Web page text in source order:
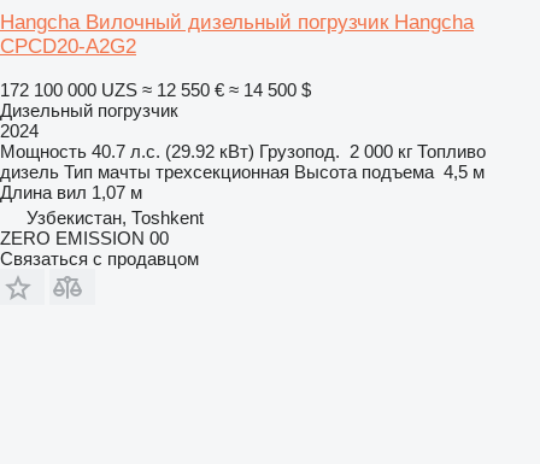
Hangcha Вилочный дизельный погрузчик Hangcha
CPCD20-A2G2
172 100 000 UZS ≈ 12 550 € ≈ 14 500 $
Дизельный погрузчик
2024
Мощность 40.7 л.с. (29.92 кВт) Грузопод. 2 000 кг Топливо
дизель Тип мачты трехсекционная Высота подъема 4,5 м
Длина вил 1,07 м
Узбекистан, Тоshkent
ZERO EMISSION 00
Связаться с продавцом